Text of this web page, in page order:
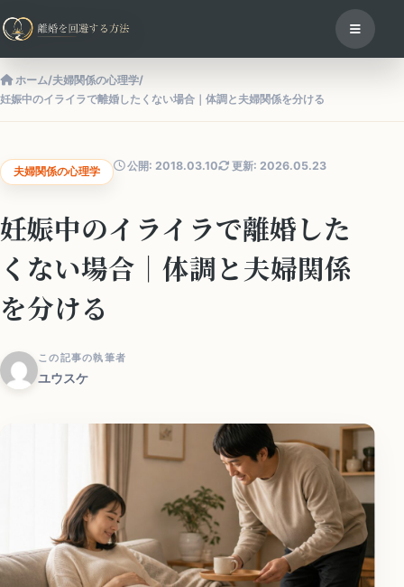
ホーム/夫婦関係の心理学/
妊娠中のイライラで離婚したくない場合｜体調と夫婦関係を分ける
夫婦関係の心理学 公開: 2018.03.10 更新: 2026.05.23
妊娠中のイライラで離婚した
くない場合｜体調と夫婦関係
を分ける
この記事の執筆者
ユウスケ